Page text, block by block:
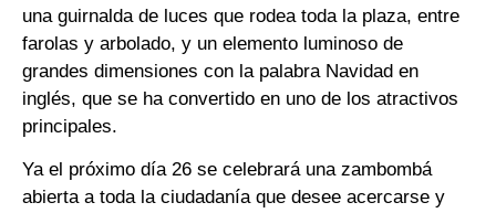
una guirnalda de luces que rodea toda la plaza, entre
farolas y arbolado, y un elemento luminoso de
grandes dimensiones con la palabra Navidad en
inglés, que se ha convertido en uno de los atractivos
principales.
Ya el próximo día 26 se celebrará una zambombá
abierta a toda la ciudadanía que desee acercarse y